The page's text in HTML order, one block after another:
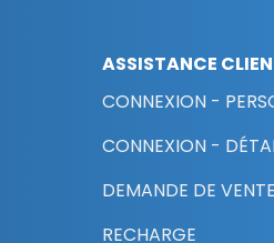
ASSISTANCE
CONNEXION -
CONNEXION -
DEMANDE DE
RECHARGE